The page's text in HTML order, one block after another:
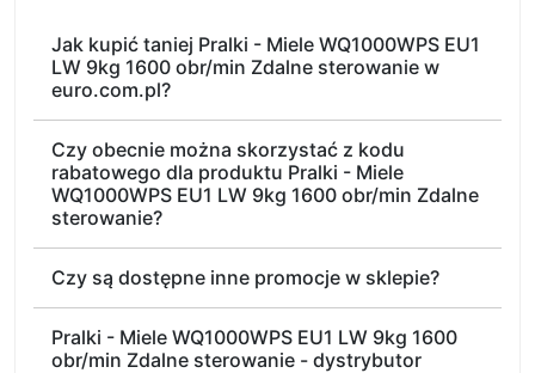
Jak kupić taniej Pralki - Miele WQ1000WPS EU1
LW 9kg 1600 obr/min Zdalne sterowanie w
euro.com.pl?
Czy obecnie można skorzystać z kodu
rabatowego dla produktu Pralki - Miele
WQ1000WPS EU1 LW 9kg 1600 obr/min Zdalne
sterowanie?
Czy są dostępne inne promocje w sklepie?
Pralki - Miele WQ1000WPS EU1 LW 9kg 1600
obr/min Zdalne sterowanie - dystrybutor